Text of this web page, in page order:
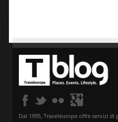
Dal 1995, Traveleurope offre servizi